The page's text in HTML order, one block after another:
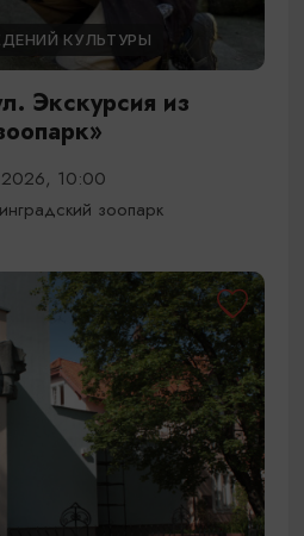
КУЛЬТУРЫ
Экскурсия из
10:00
зоопарк